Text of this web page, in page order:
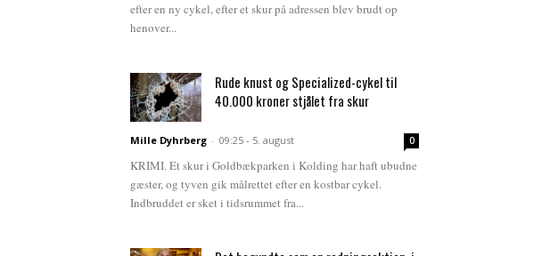
efter en ny cykel, efter et skur på adressen blev brudt op
henover...
Rude knust og Specialized-cykel til
40.000 kroner stjålet fra skur
Mille Dyhrberg - 09:25 - 5. august 0
KRIMI. Et skur i Goldbækparken i Kolding har haft ubudne
gæster, og tyven gik målrettet efter en kostbar cykel.
Indbruddet er sket i tidsrummet fra...